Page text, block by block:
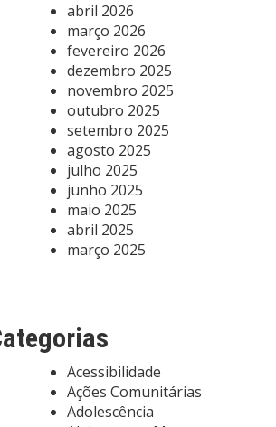
abril 2026
março 2026
fevereiro 2026
dezembro 2025
novembro 2025
outubro 2025
setembro 2025
agosto 2025
julho 2025
junho 2025
maio 2025
abril 2025
março 2025
Acessibilidade
Ações Comunitárias
Adolescência